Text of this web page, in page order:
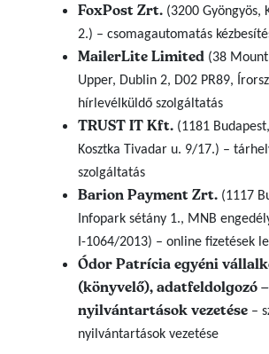
FoxPost Zrt. (3200 Gyöngyös,
2.) – csomagautomatás
MailerLite Limited (38
Upper, Dublin 2, D02 PR89,
hírlevélküldő szolgáltatás
TRUST IT Kft. (1181
Kosztka Tivadar u. 9/17.) –
szolgáltatás
Barion Payment Zrt. (1117
Infopark sétány 1., MNB
I-1064/2013) – online fizetések
Ódor Patrícia egyéni
(könyvelő), adatfeldolgozó
nyilvántartások vezetése –
nyilvántartások vezetése